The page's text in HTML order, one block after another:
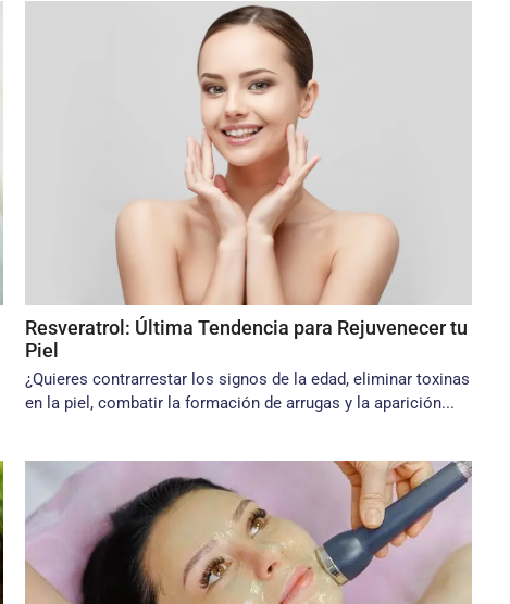
Resveratrol: Última Tendencia para Rejuvenecer tu
Piel
¿Quieres contrarrestar los signos de la edad, eliminar toxinas
en la piel, combatir la formación de arrugas y la aparición...